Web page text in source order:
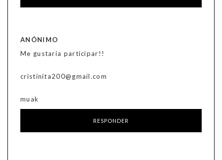
ANÓNIMO
Me gustaria participar!!
cristinita200@gmail.com
muak
RESPONDER